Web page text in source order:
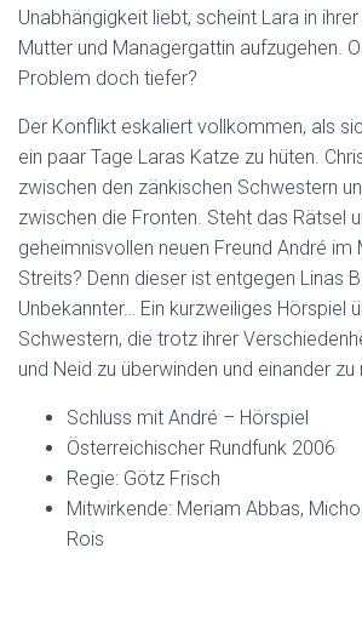
Unabhängigkeit liebt, scheint Lara in
Mutter und Managergattin aufzugehen.
Problem doch tiefer?
Der Konflikt eskaliert vollkommen, als
ein paar Tage Laras Katze zu hüten.
zwischen den zänkischen Schwestern
zwischen die Fronten. Steht das Rätsel
geheimnisvollen neuen Freund André im
Streits? Denn dieser ist entgegen Linas
Unbekannter… Ein kurzweiliges Hörspiel
Schwestern, die trotz ihrer
und Neid zu überwinden und einander
Schluss mit André – Hörspiel
Österreichischer Rundfunk 2006
Regie: Götz Frisch
Mitwirkende: Meriam Abbas,
Rois